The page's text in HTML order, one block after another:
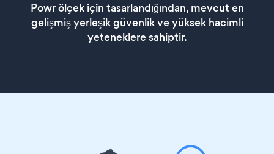
Powr ölçek için tasarlandığından, mevcut en
gelişmiş yerleşik güvenlik ve yüksek hacimli
yeteneklere sahiptir.